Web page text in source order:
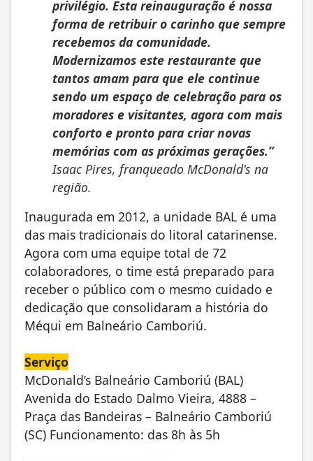
privilégio. Esta reinauguração é nossa
forma de retribuir o carinho que sempre
recebemos da comunidade.
Modernizamos este restaurante que
tantos amam para que ele continue
sendo um espaço de celebração para os
moradores e visitantes, agora com mais
conforto e pronto para criar novas
memórias com as próximas gerações.”
Isaac Pires, franqueado McDonald's na
região.
Inaugurada em 2012, a unidade BAL é uma
das mais tradicionais do litoral catarinense.
Agora com uma equipe total de 72
colaboradores, o time está preparado para
receber o público com o mesmo cuidado e
dedicação que consolidaram a história do
Méqui em Balneário Camboriú.
Serviço
McDonald’s Balneário Camboriú (BAL)
Avenida do Estado Dalmo Vieira, 4888 –
Praça das Bandeiras – Balneário Camboriú
(SC) Funcionamento: das 8h às 5h